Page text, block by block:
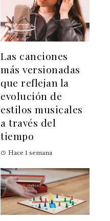
Las canciones
más versionadas
que reflejan la
evolución de
estilos musicales
a través del
tiempo
Hace 1 semana